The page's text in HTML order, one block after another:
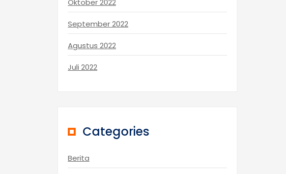
Oktober 2022
September 2022
Agustus 2022
Juli 2022
Categories
Berita